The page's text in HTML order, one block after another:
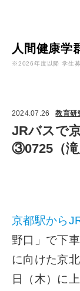
人間健康学
※2026年度以降 学生
2024.07.26 教育研
JRバスで
③0725（滝
京都駅から
野口」で下
に向けた京
日（木）に